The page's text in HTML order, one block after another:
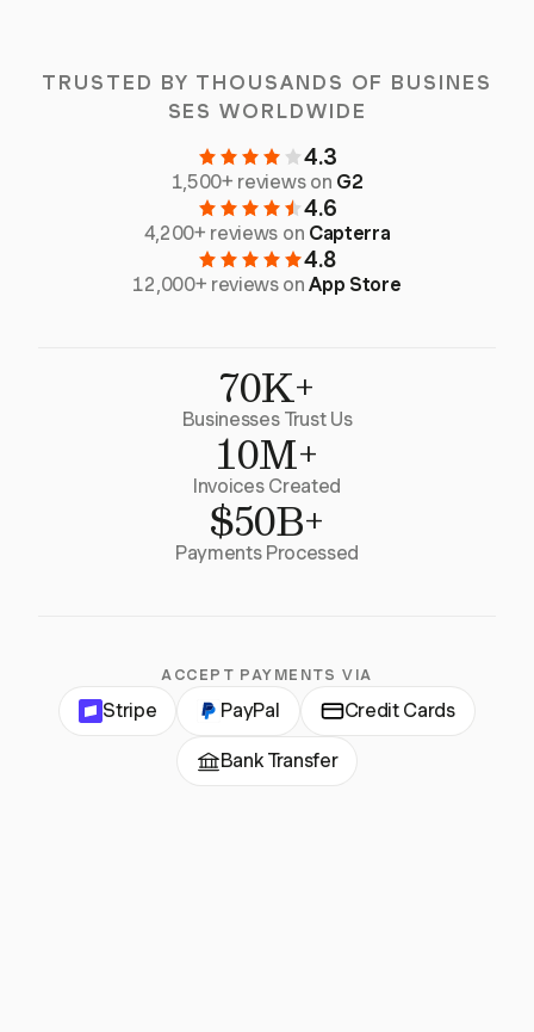
TRUSTED BY THOUSANDS OF BUSINES
SES WORLDWIDE
4.3
1,500+ reviews on G2
4.6
4,200+ reviews on Capterra
4.8
12,000+ reviews onApp Store
70K+
Businesses Trust Us
10M+
Invoices Created
$50B+
Payments Processed
ACCEPT PAYMENTS VIA
Stripe PayPal Credit Cards
Bank Transfer